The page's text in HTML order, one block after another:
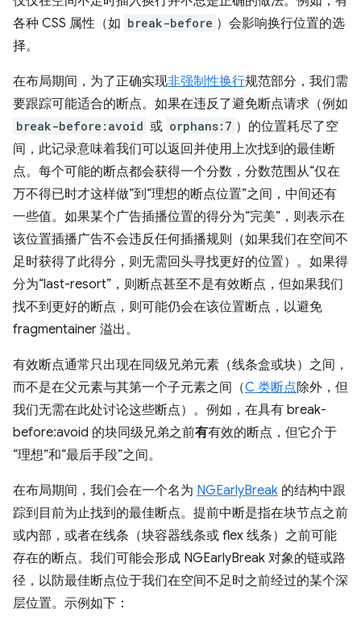
各种 CSS 属性（如 break-before ）会影响换行位置的选
择。
在布局期间，为了正确实现非强制性换行规范部分，我们需
要跟踪可能适合的断点。如果在违反了避免断点请求（例如
break-before:avoid 或 orphans:7 ）的位置耗尽了空
间，此记录意味着我们可以返回并使用上次找到的最佳断
点。每个可能的断点都会获得一个分数，分数范围从“仅在
万不得已时才这样做”到“理想的断点位置”之间，中间还有
一些值。如果某个广告插播位置的得分为“完美”，则表示在
该位置插播广告不会违反任何插播规则（如果我们在空间不
足时获得了此得分，则无需回头寻找更好的位置）。如果得
分为“last-resort”，则断点甚至不是有效断点，但如果我们
找不到更好的断点，则可能仍会在该位置断点，以避免
fragmentainer 溢出。
有效断点通常只出现在同级兄弟元素（线条盒或块）之间，
而不是在父元素与其第一个子元素之间（C 类断点除外，但
我们无需在此处讨论这些断点）。 例如，在具有 break-
before:avoid 的块同级兄弟之前有有效的断点，但它介于
“理想”和“最后手段”之间。
在布局期间，我们会在一个名为 NGEarlyBreak 的结构中跟
踪到目前为止找到的最佳断点。提前中断是指在块节点之前
或内部，或者在线条（块容器线条或 flex 线条）之前可能
存在的断点。我们可能会形成 NGEarlyBreak 对象的链或路
径，以防最佳断点位于我们在空间不足时之前经过的某个深
层位置。示例如下：